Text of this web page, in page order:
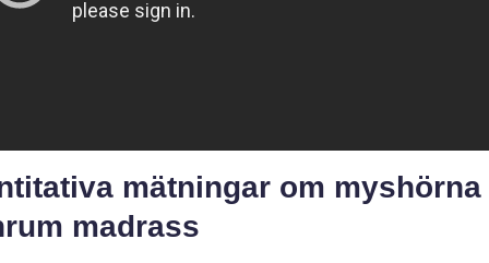
mätningar om myshörna
madrass